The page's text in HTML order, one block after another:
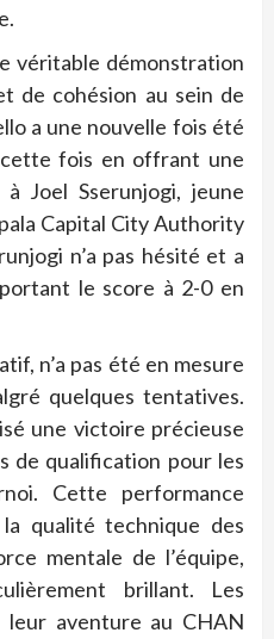
véritable démonstration
de cohésion au sein de
a une nouvelle fois été
fois en offrant une
Joel Sserunjogi, jeune
Capital City Authority
n’a pas hésité et a
le score à 2-0 en
n’a pas été en mesure
quelques tentatives.
une victoire précieuse
de qualification pour les
Cette performance
qualité technique des
mentale de l’équipe,
brillant. Les
leur aventure au CHAN